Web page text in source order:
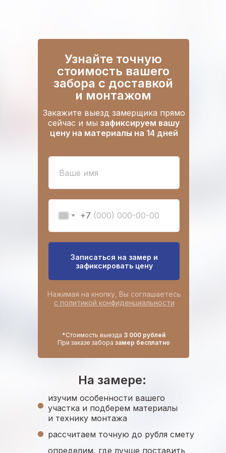
Узнайте точную
стоимость вашего
забора с доставкой
и монтажом
Закажите выезд замерщика прямо
сейчас и мы зафиксируем вашу
цену на материалы на 14 дней
На замере:
*Стоимость выезда 3 000 рублей
При заказе забора замер бесплатно
изучим особенности вашего
участка и подберем материалы
и технику монтажа
рассчитаем точную до рубля смету
определим, где лучше поставить
Нажимая на кнопку, Вы соглашаетесь
с политикой конфиденциальности
+7
Записаться на замер и
зафиксировать цену